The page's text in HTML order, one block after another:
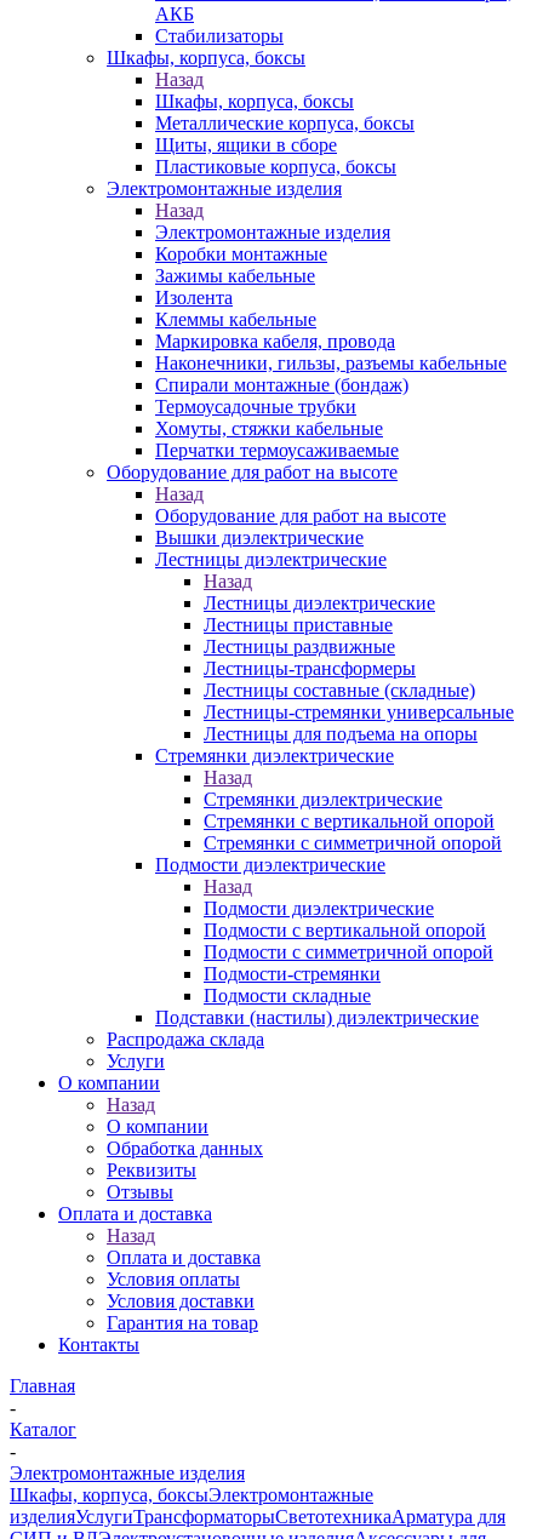
АКБ
Стабилизаторы
Шкафы, корпуса, боксы
Назад
Шкафы, корпуса, боксы
Металлические корпуса, боксы
Щиты, ящики в сборе
Пластиковые корпуса, боксы
Электромонтажные изделия
Назад
Электромонтажные изделия
Коробки монтажные
Зажимы кабельные
Изолента
Клеммы кабельные
Маркировка кабеля, провода
Наконечники, гильзы, разъемы кабельные
Спирали монтажные (бондаж)
Термоусадочные трубки
Хомуты, стяжки кабельные
Перчатки термоусаживаемые
Оборудование для работ на высоте
Назад
Оборудование для работ на высоте
Вышки диэлектрические
Лестницы диэлектрические
Назад
Лестницы диэлектрические
Лестницы приставные
Лестницы раздвижные
Лестницы-трансформеры
Лестницы составные (складные)
Лестницы-стремянки универсальные
Лестницы для подъема на опоры
Стремянки диэлектрические
Назад
Стремянки диэлектрические
Стремянки с вертикальной опорой
Стремянки с симметричной опорой
Подмости диэлектрические
Назад
Подмости диэлектрические
Подмости с вертикальной опорой
Подмости с симметричной опорой
Подмости-стремянки
Подмости складные
Подставки (настилы) диэлектрические
Распродажа склада
Услуги
О компании
Назад
О компании
Обработка данных
Реквизиты
Отзывы
Оплата и доставка
Назад
Оплата и доставка
Условия оплаты
Условия доставки
Гарантия на товар
Контакты
Главная
-
Каталог
-
Электромонтажные изделия
Шкафы, корпуса, боксыЭлектромонтажные
изделияУслугиТрансформаторыСветотехникаАрматура для